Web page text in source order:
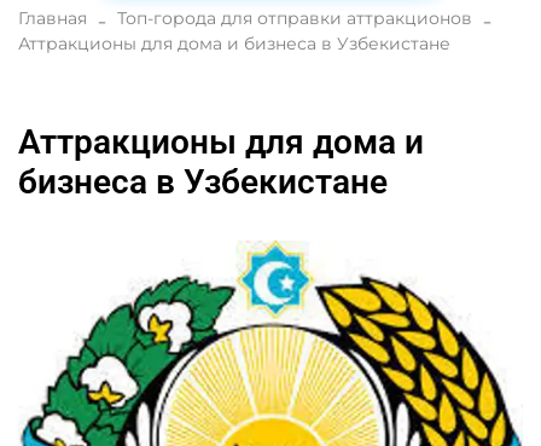
Главная
Топ-города для отправки аттракционов
Аттракционы для дома и бизнеса в Узбекистане
Аттракционы для дома и
бизнеса в Узбекистане